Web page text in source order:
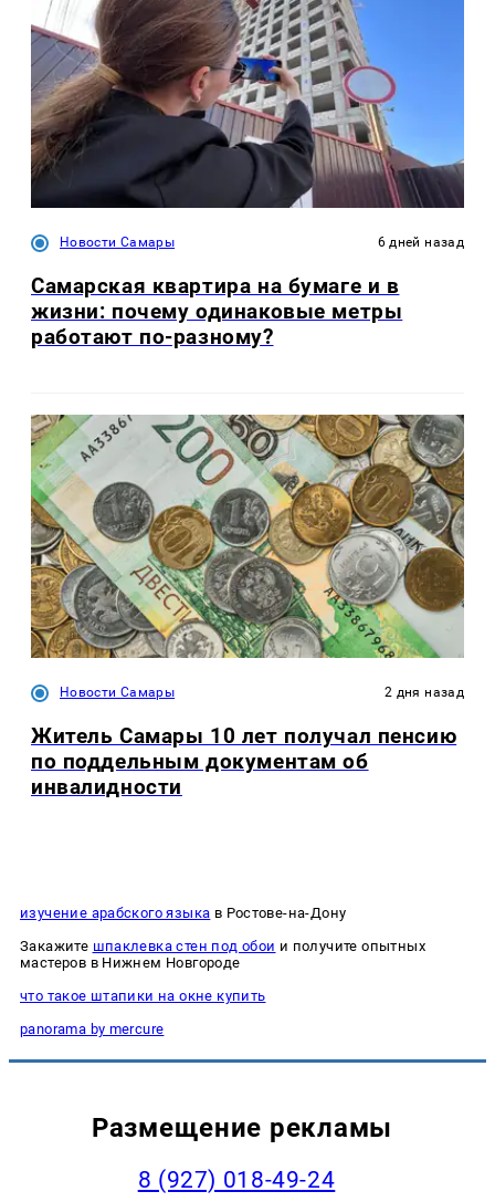
Новости Самары 6 дней назад
Самарская квартира на бумаге и в
жизни: почему одинаковые метры
работают по-разному?
Новости Самары 2 дня назад
Житель Самары 10 лет получал пенсию
по поддельным документам об
инвалидности
изучение арабского языка в Ростове-на-Дону
Закажите шпаклевка стен под обои и получите опытных
мастеров в Нижнем Новгороде
что такое штапики на окне купить
panorama by mercure
Размещение рекламы
8 (927) 018-49-24